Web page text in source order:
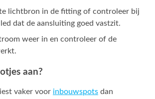
lichtbron in de fitting of controleer bij
dat de aansluiting goed vastzit.
weer in en controleer of de
aan?
vaker voor inbouwspots dan